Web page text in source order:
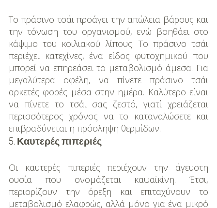
Το πράσινο τσάι προάγει την απώλεια βάρους και
την τόνωση του οργανισμού, ενώ βοηθάει στο
κάψιμο του κοιλιακού λίπους. Το πράσινο τσάι
περιέχει κατεχίνες, ένα είδος φυτοχημικού που
μπορεί να επηρεάσει το μεταβολισμό άμεσα. Για
μεγαλύτερα οφέλη, να πίνετε πράσινο τσάι
αρκετές φορές μέσα στην ημέρα. Καλύτερο είναι
να πίνετε το τσάι σας ζεστό, γιατί χρειάζεται
περισσότερος χρόνος να το καταναλώσετε και
επιβραδύνεται η πρόσληψη θερμίδων.
5. Καυτερές πιπεριές
Οι καυτερές πιπεριές περιέχουν την άγευστη
ουσία που ονομάζεται καψαϊκίνη. Έτσι,
περιορίζουν την όρεξη και επιταχύνουν το
μεταβολισμό ελαφρώς, αλλά μόνο για ένα μικρό